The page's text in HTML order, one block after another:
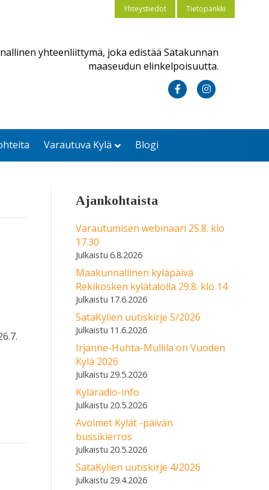
Yhteystiedot Tietopankki
yhteenliittymä, joka edistää Satakunnan
maaseudun elinkelpoisuutta.
c
b
k
s
a
Varautuva Kylä Blogi
Ajankohtaista
Varautumisen webinaari 25.8. klo
17.30
6.8.2026
Maakunnallinen kyläpäivä
Rekikosken kylätalolla 29.8. klo 14
17.6.2026
SataKylien uutiskirje 5/2026
11.6.2026
Irjanne-Huhta-Mullila on Vuoden
Kylä 2026
29.5.2026
Kyläradio-info
20.5.2026
Avoimet Kylät -päivän
bussikierros
20.5.2026
SataKylien uutiskirje 4/2026
29.4.2026